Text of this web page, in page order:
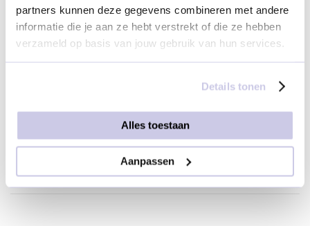
partners kunnen deze gegevens combineren met andere
informatie die je aan ze hebt verstrekt of die ze hebben
verzameld op basis van jouw gebruik van hun services.
Details tonen
Alles toestaan
Aanpassen
€ 2,95
Taartfontein | 60 sec.
€ 1,29